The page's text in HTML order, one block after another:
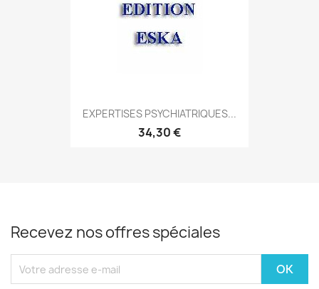
EXPERTISES PSYCHIATRIQUES...
34,30 €
Recevez nos offres spéciales